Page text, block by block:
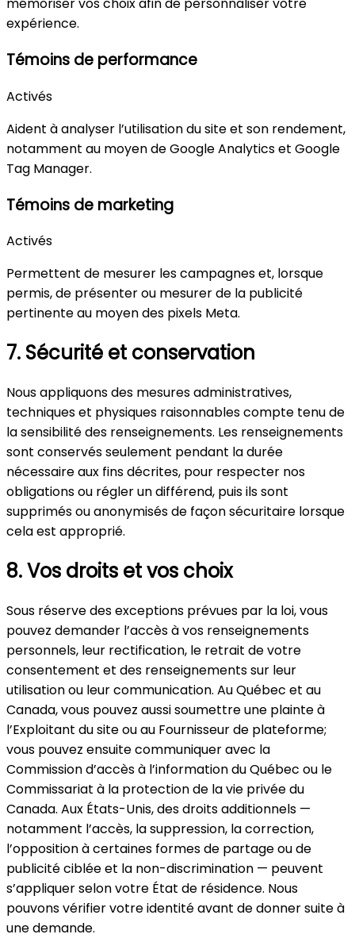
mémoriser vos choix afin de personnaliser votre
expérience.
Témoins de performance
Activés
Aident à analyser l’utilisation du site et son rendement,
notamment au moyen de Google Analytics et Google
Tag Manager.
Témoins de marketing
Activés
Permettent de mesurer les campagnes et, lorsque
permis, de présenter ou mesurer de la publicité
pertinente au moyen des pixels Meta.
7. Sécurité et conservation
Nous appliquons des mesures administratives,
techniques et physiques raisonnables compte tenu de
la sensibilité des renseignements. Les renseignements
sont conservés seulement pendant la durée
nécessaire aux fins décrites, pour respecter nos
obligations ou régler un différend, puis ils sont
supprimés ou anonymisés de façon sécuritaire lorsque
cela est approprié.
8. Vos droits et vos choix
Sous réserve des exceptions prévues par la loi, vous
pouvez demander l’accès à vos renseignements
personnels, leur rectification, le retrait de votre
consentement et des renseignements sur leur
utilisation ou leur communication. Au Québec et au
Canada, vous pouvez aussi soumettre une plainte à
l’Exploitant du site ou au Fournisseur de plateforme;
vous pouvez ensuite communiquer avec la
Commission d’accès à l’information du Québec ou le
Commissariat à la protection de la vie privée du
Canada. Aux États-Unis, des droits additionnels —
notamment l’accès, la suppression, la correction,
l’opposition à certaines formes de partage ou de
publicité ciblée et la non-discrimination — peuvent
s’appliquer selon votre État de résidence. Nous
pouvons vérifier votre identité avant de donner suite à
une demande.